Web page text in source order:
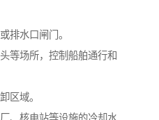
排水口闸门。
等场所，控制船舶通行和
区域。